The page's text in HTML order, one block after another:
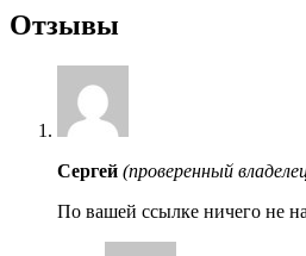
Отзывы
Сергей (проверенный
По вашей ссылке ничего не